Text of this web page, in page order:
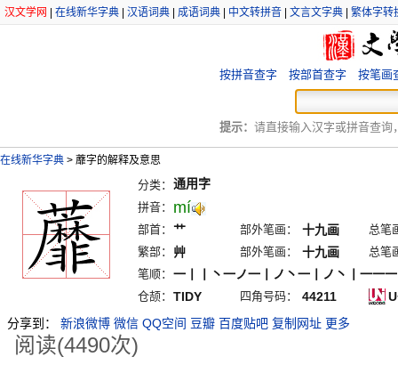
汉文学网 在线新华字典 汉语词典 成语词典 中文转拼音 文言文字典 繁体字转
按拼音查字 按部首查字 按笔画
提示： 请直接输入汉字或拼音查询
在线新华字典 > 蘼字的解释及意思
分类： 通用字
拼音： mí
部首： 艹 部外笔画： 十九画
总笔
繁部：
艸 部外笔画： 十九画
总笔
笔顺： 一丨丨丶一ノ一丨ノ丶一丨ノ丶丨一一
仓颉： TIDY 四角号码： 44211
分享到：
新浪微博 微信 QQ空间 豆瓣 百度贴吧 复制网址 更多
阅读(4490次)